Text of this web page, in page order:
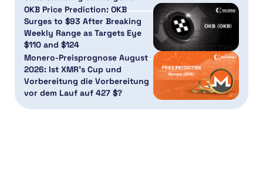
OKB Price Prediction: OKB
Surges to $93 After Breaking
Weekly Range as Targets Eye
$110 and $124
Monero-Preisprognose August
2026: Ist XMR’s Cup und
Vorbereitung die Vorbereitung
vor dem Lauf auf 427 $?